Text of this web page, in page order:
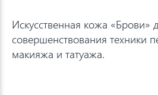
Искусственная кожа «Брови»
совершенствования техники
макияжа и татуажа.